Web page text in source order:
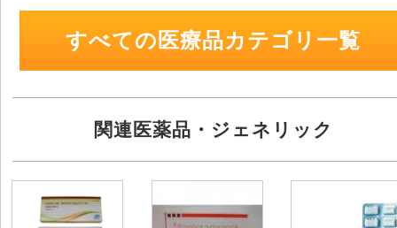
すべての医療品カテゴリ一覧
関連医薬品・ジェネリック